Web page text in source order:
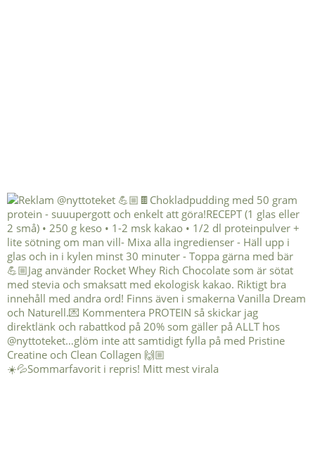
☀️💦Sommarfavorit i repris! Mitt mest virala